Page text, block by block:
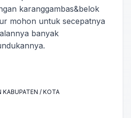
karanggambas&belok
mohon untuk secepatnya
banyak
KABUPATEN / KOTA